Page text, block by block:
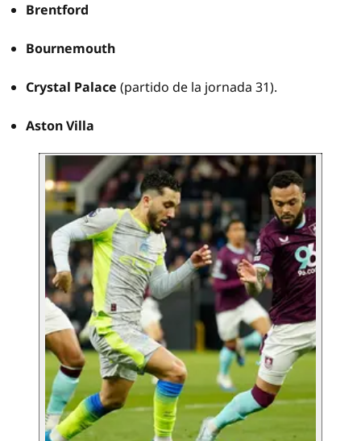
Brentford
Bournemouth
Crystal Palace (partido de la jornada 31).
Aston Villa